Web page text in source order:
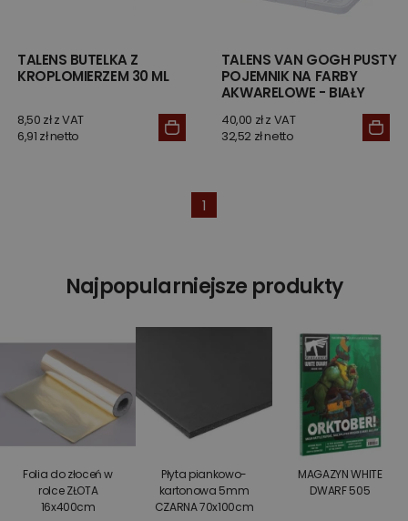
TALENS BUTELKA Z
KROPLOMIERZEM 30 ML
8,50 zł z VAT
6,91 zł netto
TALENS VAN GOGH PUSTY
POJEMNIK NA FARBY
AKWARELOWE - BIAŁY
40,00 zł z VAT
32,52 zł netto
1
Najpopularniejsze produkty
Folia do złoceń w
rolce ZŁOTA
16x400cm
Płyta piankowo-
kartonowa 5mm
CZARNA 70x100cm
MAGAZYN WHITE
DWARF 505